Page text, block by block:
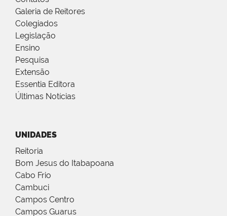
Galeria de Reitores
Colegiados
Legislação
Ensino
Pesquisa
Extensão
Essentia Editora
Últimas Notícias
UNIDADES
Reitoria
Bom Jesus do Itabapoana
Cabo Frio
Cambuci
Campos Centro
Campos Guarus